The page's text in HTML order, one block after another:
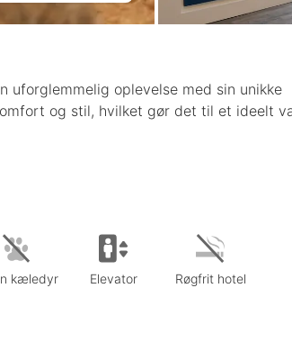
uforglemmelig oplevelse med sin unikke
og stil, hvilket gør det til et ideelt
kæledyr Elevator Røgfrit hotel